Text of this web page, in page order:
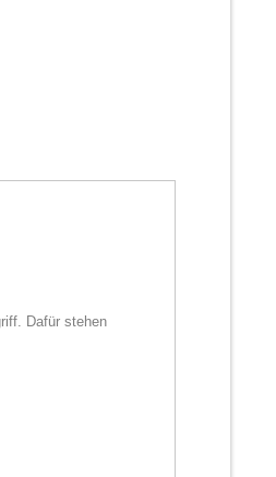
Dafür stehen